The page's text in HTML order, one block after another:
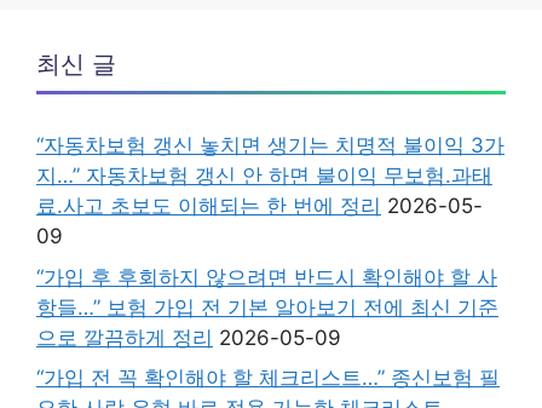
최신 글
“자동차보험 갱신 놓치면 생기는 치명적 불이익 3가
지…” 자동차보험 갱신 안 하면 불이익 무보험.과태
료.사고 초보도 이해되는 한 번에 정리 2026-05-
09
“가입 후 후회하지 않으려면 반드시 확인해야 할 사
항들…” 보험 가입 전 기본 알아보기 전에 최신 기준
으로 깔끔하게 정리 2026-05-09
“가입 전 꼭 확인해야 할 체크리스트…” 종신보험 필